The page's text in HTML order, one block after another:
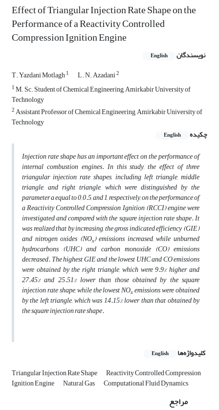
Effect of Triangular Injection Rate Shape on the
Performance of a Reactivity Controlled
Compression Ignition Engine
نویسندگان English
T. Yazdani Motlagh1 L. N. Azadani2
1M. Sc. Student of Chemical Engineering, Amirkabir University of
Technology
2Assistant Professor of Chemical Engineering, Amirkabir University of
Technology
چکیده
English
Injection rate shape has an important effect on the performance of
internal combustion engines. In this study, the effect of three
triangular injection rate shapes, including left triangle, middle
triangle, and right triangle, which were distinguished by the
parameter a equal to 0, 0.5, and 1, respectively, on the performance of
a Reactivity Controlled Compression Ignition (RCCI) engine were
investigated and compared with the square injection rate shape. It
was realized that by increasing, the gross indicated efficiency (GIE)
and nitrogen oxides (NOx) emissions increased, while unburned
hydrocarbons (UHC) and carbon monoxide (CO) emissions
decreased. The highest GIE and the lowest UHC and CO emissions
were obtained by the right triangle, which were 9.9% higher and
27.45% and 25.51% lower than those obtained by the square
injection rate shape, while the lowest NOxemissions were obtained
by the left triangle, which was 14.15% lower than that obtained by
the square injection rate shape.
کلیدواژه‌ها English
Triangular Injection Rate Shape Reactivity Controlled Compression
Ignition Engine Natural Gas Computational Fluid Dynamics
مراجع